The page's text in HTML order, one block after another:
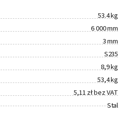
53.4 kg
6 000 mm
3 mm
S235
8,9 kg
53,4 kg
5,11 zł bez VAT
Stal